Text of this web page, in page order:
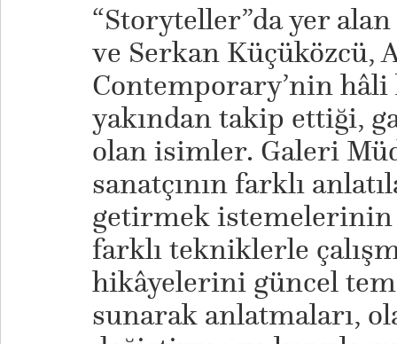
“Storyteller”da yer
ve Serkan Küçüközcü,
Contemporary’nin hâli
yakından takip ettiği,
olan isimler. Galeri
sanatçının farklı
getirmek
farklı tekniklerle
hikâyelerini güncel
sunarak anlatmaları,